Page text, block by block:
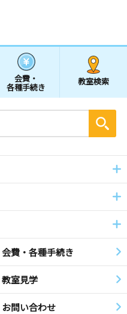
会費・
各種手続き
教室検索
会費・各種手続き
教室見学
お問い合わせ